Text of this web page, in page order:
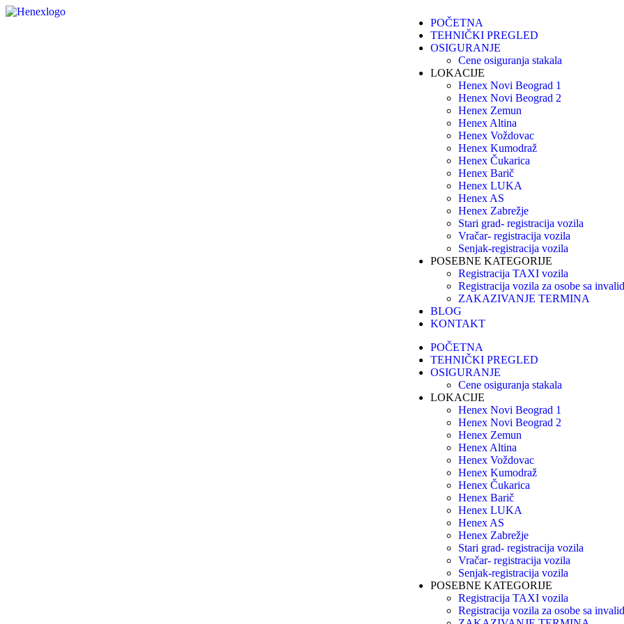
POČETNA
TEHNIČKI PREGLED
OSIGURANJE
Cene osiguranja stakala
LOKACIJE
Henex Novi Beograd 1
Henex Novi Beograd 2
Henex Zemun
Henex Altina
Henex Voždovac
Henex Kumodraž
Henex Čukarica
Henex Barič
Henex LUKA
Henex AS
Henex Zabrežje
Stari grad- registracija vozila
Vračar- registracija vozila
Senjak-registracija vozila
POSEBNE KATEGORIJE
Registracija TAXI vozila
Registracija vozila za osobe sa
ZAKAZIVANJE TERMINA
BLOG
KONTAKT
POČETNA
TEHNIČKI PREGLED
OSIGURANJE
Cene osiguranja stakala
LOKACIJE
Henex Novi Beograd 1
Henex Novi Beograd 2
Henex Zemun
Henex Altina
Henex Voždovac
Henex Kumodraž
Henex Čukarica
Henex Barič
Henex LUKA
Henex AS
Henex Zabrežje
Stari grad- registracija vozila
Vračar- registracija vozila
Senjak-registracija vozila
POSEBNE KATEGORIJE
Registracija TAXI vozila
Registracija vozila za osobe sa